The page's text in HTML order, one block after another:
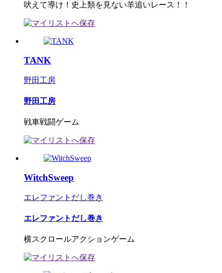
吠えて導け！史上類を見ない羊追いレース！！
TANK
野田工房
野田工房
戦車戦闘ゲーム
WitchSweep
エレファントだし巻き
エレファントだし巻き
横スクロールアクションゲーム